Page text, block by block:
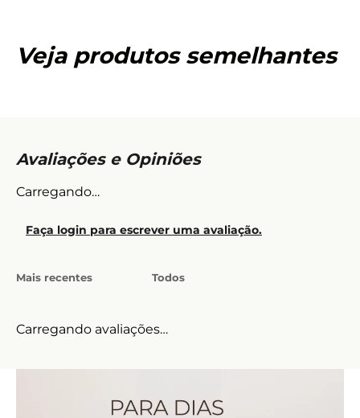
Veja produtos semelhantes
Carregando…
Faça login para escrever uma avaliação.
Mais recentes Todos
Carregando avaliações…